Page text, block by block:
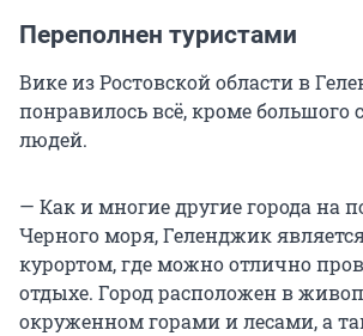
Переполнен туристами
Вике из Ростовской области в
понравилось всё, кроме большого
людей.
— Как и многие другие города на
Черного моря, Геленджик
курортом, где можно отлично
отдыхе. Город расположен в
окруженном горами и лесами, а